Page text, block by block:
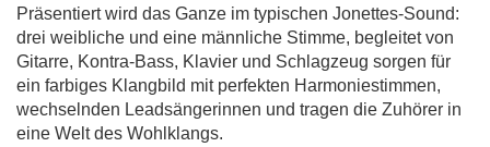
Präsentiert wird das Ganze im typischen Jonettes-Sound:
drei weibliche und eine männliche Stimme, begleitet von
Gitarre, Kontra-Bass, Klavier und Schlagzeug sorgen für
ein farbiges Klangbild mit perfekten Harmoniestimmen,
wechselnden Leadsängerinnen und tragen die Zuhörer in
eine Welt des Wohlklangs.